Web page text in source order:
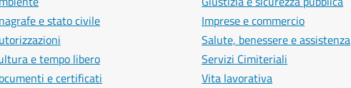
e stato civile
e tempo libero
e certificati
Imprese e commercio
Salute, benessere e assistenza
Servizi Cimiteriali
Vita lavorativa